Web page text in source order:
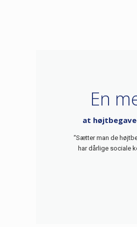
En
at
“Sætter man de
har dårlige sociale